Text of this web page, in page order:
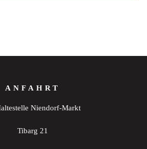
ANFAHRT
Niendorf-Markt
Tibarg 21